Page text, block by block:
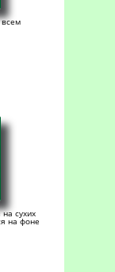
сухих
на фоне